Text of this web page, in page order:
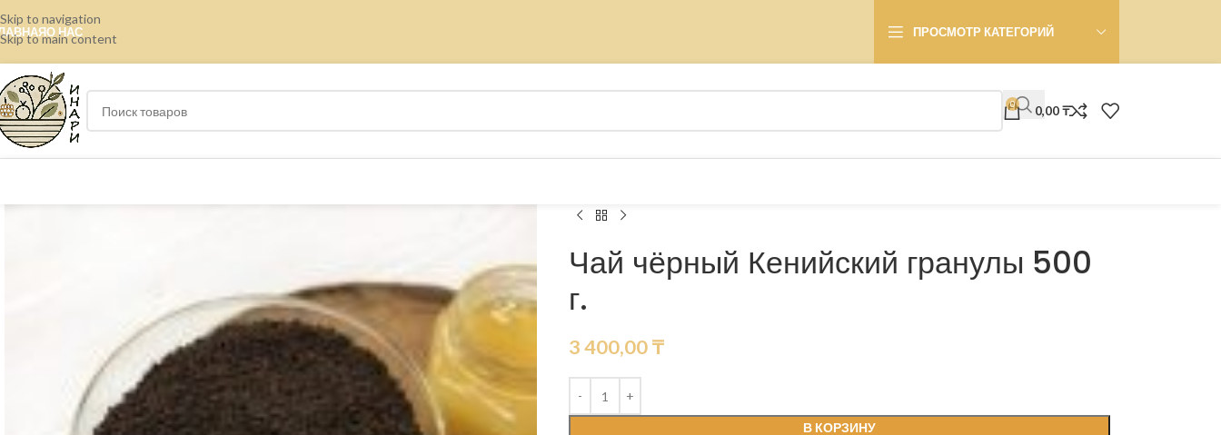
Skip to navigation
Skip to main content
О НАС ПРОСМОТР КАТЕГОРИЙ
0 0,00₸
Чай чёрный Кенийский гранулы 500
г.
3 400,00₸
В КОРЗИНУ